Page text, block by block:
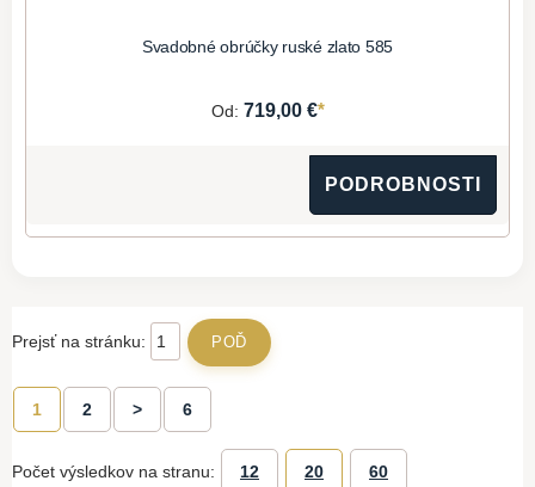
Svadobné obrúčky ruské zlato 585
Od: 719,00 €*
PODROBNOSTI
Prejsť na stránku:
1 2 > 6
Počet výsledkov na stranu: 12 20 60